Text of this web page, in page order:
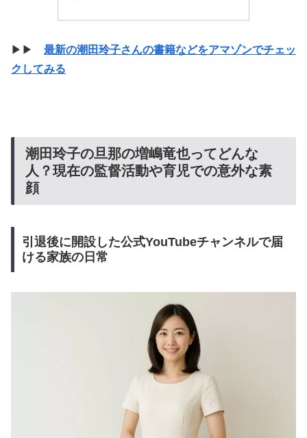
▶▶ 最新の潮田玲子さんの書籍などをアマゾンでチェッ
クしてみる
潮田玲子の旦那の増嶋竜也ってどんな
人？現在の監督活動や育児での意外な素
顔
引退後に開設した公式YouTubeチャンネルで届
ける家族の日常